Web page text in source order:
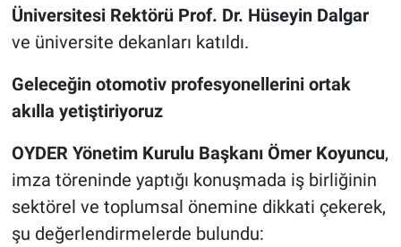
Üniversitesi Rektörü Prof. Dr. Hüseyin Dalgar
ve üniversite dekanları katıldı.
Geleceğin otomotiv profesyonellerini ortak
akılla yetiştiriyoruz
OYDER Yönetim Kurulu Başkanı Ömer Koyuncu,
imza töreninde yaptığı konuşmada iş birliğinin
sektörel ve toplumsal önemine dikkati çekerek,
şu değerlendirmelerde bulundu: